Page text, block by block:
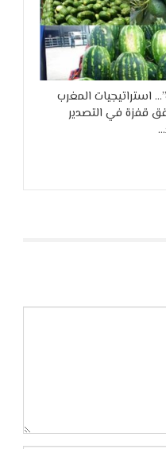
استراتيجيات المغرب
قفزة في التصدير